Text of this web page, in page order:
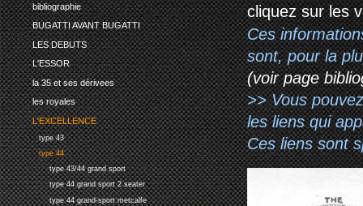
bibliographie
BUGATTI AVANT BUGATTI
LES DEBUTS
L'ESSOR
la 35 et ses dérivees
les royales
L'EXCELLENCE
type 43
type 44
type 43/44 grand sport
type 44 grand sport 2 seater
type 44 grand-sport metcalfe
cliquez sur les
Ces
sont, pour la
(voir page
>> Vous
les liens qui
Ces liens sont